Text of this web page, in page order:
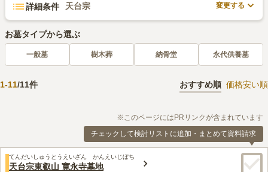
詳細条件 天台宗 変更する
お墓タイプから選ぶ
一般墓 樹木葬 納骨堂 永代供養墓
1-11/11件 おすすめ順 価格安い順
※このページにはPRリンクが含まれています
チェックして検討リストに追加・まとめて資料請求
てんだいしゅうとうえいざん かんえいじぼち
天台宗東叡山 寛永寺墓地